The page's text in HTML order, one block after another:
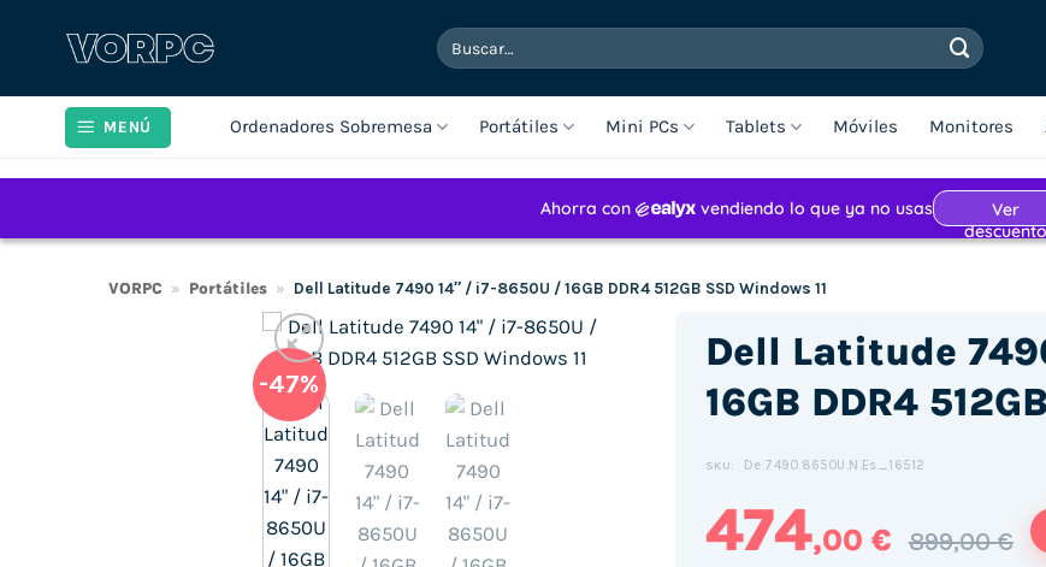
Buscar
por:
MENÚ Ordenadores Sobremesa Portátiles Mini PCs Tablets Móviles Monitores
VORPC » Portátiles » Dell Latitude 7490 14″ / i7-8650U / 16GB DDR4 512GB SSD Windows 11
-47%
Dell Latitude
16GB DDR4
SKU: De.7490.8650U.N.Es_16512
474,00 € 899,00 €